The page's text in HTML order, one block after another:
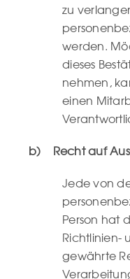
zu
werden.
dieses
nehmen,
einen
b) Recht auf
Jede von
Person hat
Richtlinien-
gewährte